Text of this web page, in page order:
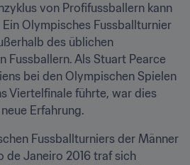
von Profifussballern kann
Olympisches Fussballturnier
des üblichen
Fussballern. Als Stuart Pearce
bei den Olympischen Spielen
Viertelfinale führte, war dies
Erfahrung.
Fussballturniers der Männer